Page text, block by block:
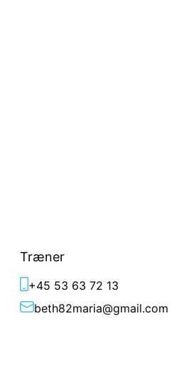
Træner
+45 53 63 72 13
beth82maria@gmail.com